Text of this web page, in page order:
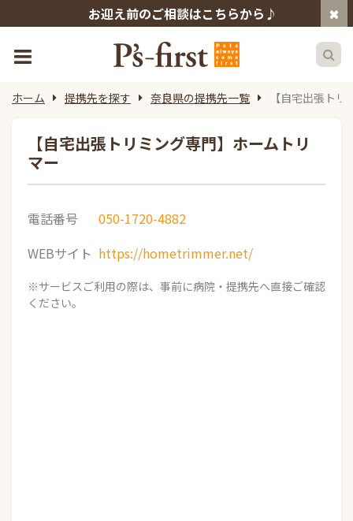
お迎え前のご相談はこちらから♪
ホーム 提携先を探す 奈良県の提携先一覧 【自宅出張ト
【自宅出張トリミング専門】ホームトリ
マー
電話番号
050-1720-4882
WEBサイト https://hometrimmer.net/
※サービスご利用の際は、事前に病院・提携先へ直接ご確認
ください。